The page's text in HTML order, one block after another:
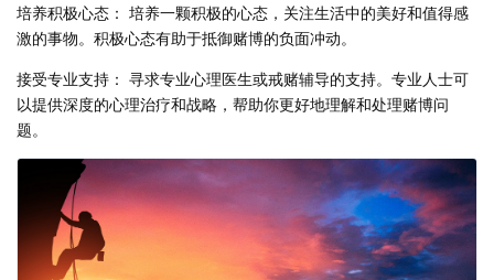
培养积极心态： 培养一颗积极的心态，关注生活中的美好和值得感
激的事物。积极心态有助于抵御赌博的负面冲动。
接受专业支持： 寻求专业心理医生或戒赌辅导的支持。专业人士可
以提供深度的心理治疗和战略，帮助你更好地理解和处理赌博问
题。